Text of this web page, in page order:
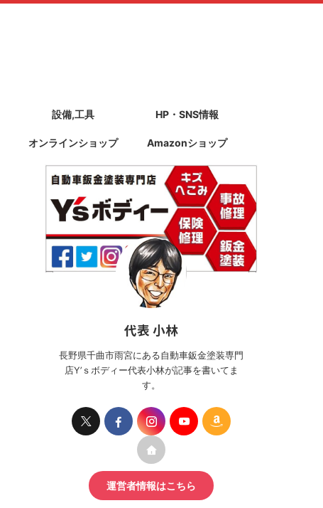
設備,工具 HP・SNS情報
オンラインショップ Amazonショップ
代表 小林
長野県千曲市雨宮にある自動車鈑金塗装専門
店Y’ｓボディー代表小林が記事を書いてま
す。
運営者情報はこちら